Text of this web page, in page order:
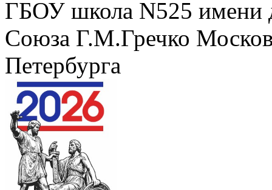
ГБОУ школа N525 имени
Союза Г.М.Гречко
Петербурга